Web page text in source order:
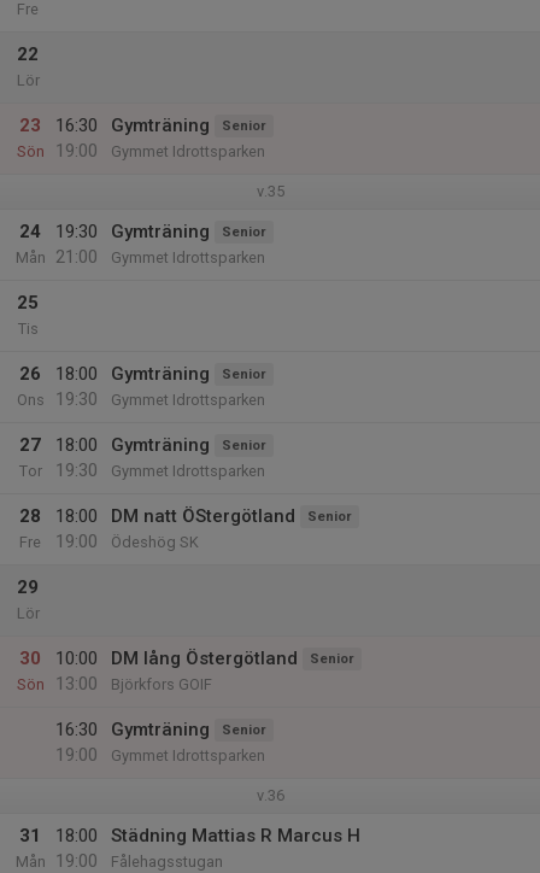
Fre
22
Lör
23
Sön
16:30
19:00
Gymträning Senior
Gymmet Idrottsparken
v.35
24
Mån
19:30
21:00
Gymträning Senior
Gymmet Idrottsparken
25
Tis
26
Ons
18:00
19:30
Gymträning Senior
Gymmet Idrottsparken
27
Tor
18:00
19:30
Gymträning Senior
Gymmet Idrottsparken
28
Fre
18:00
19:00
DM natt ÖStergötland Senior
Ödeshög SK
29
Lör
30
Sön
10:00
13:00
DM lång Östergötland Senior
Björkfors GOIF
16:30
19:00
Gymträning Senior
Gymmet Idrottsparken
v.36
31
Mån
18:00
19:00
Städning Mattias R Marcus H
Fålehagsstugan